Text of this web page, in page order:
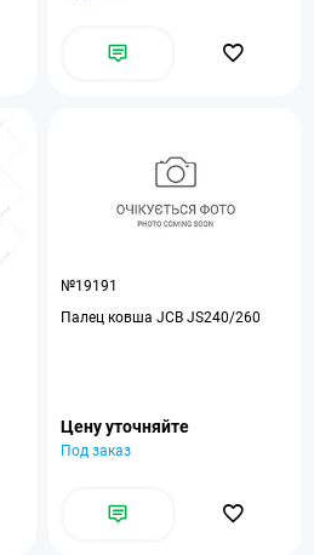
№19191
Палец ковша JCB JS240/260
Цену уточняйте
Под заказ